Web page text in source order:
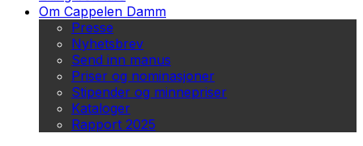
Om Cappelen Damm
Presse
Nyhetsbrev
Send inn manus
Priser og nominasjoner
Stipender og minnepriser
Kataloger
Rapport 2025